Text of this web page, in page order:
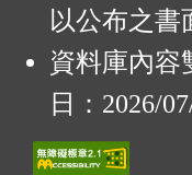
以公布之書
資料庫內容
日：2026/